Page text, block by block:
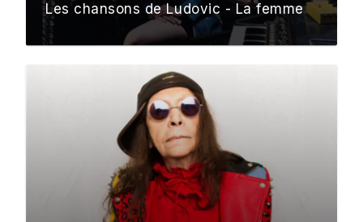
Les chansons de Ludovic - La femme